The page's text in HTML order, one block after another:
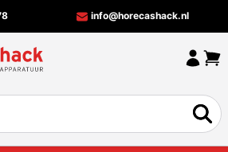
info@horecashack.nl